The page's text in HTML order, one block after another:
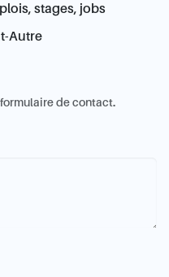
stages, jobs
Autre
de contact.